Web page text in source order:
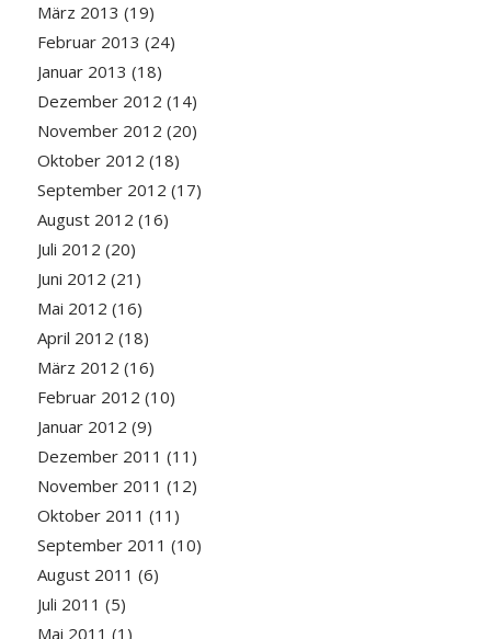
März 2013 (19)
Februar 2013 (24)
Januar 2013 (18)
Dezember 2012 (14)
November 2012 (20)
Oktober 2012 (18)
September 2012 (17)
August 2012 (16)
Juli 2012 (20)
Juni 2012 (21)
Mai 2012 (16)
April 2012 (18)
März 2012 (16)
Februar 2012 (10)
Januar 2012 (9)
Dezember 2011 (11)
November 2011 (12)
Oktober 2011 (11)
September 2011 (10)
August 2011 (6)
Juli 2011 (5)
Mai 2011 (1)